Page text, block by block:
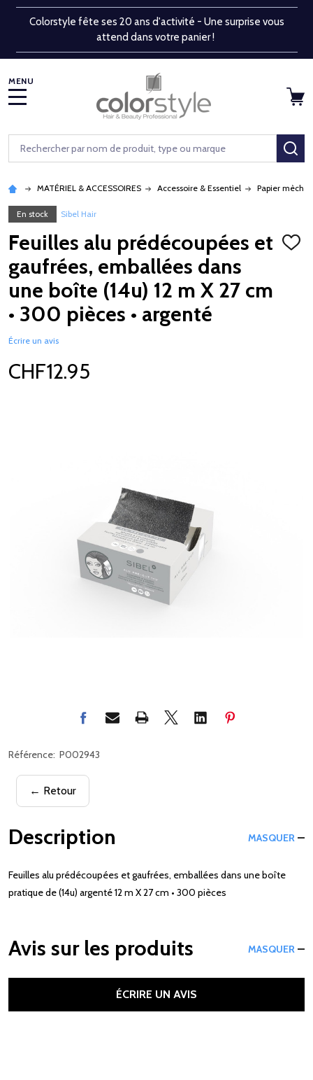
Colorstyle fête ses 20 ans d'activité - Une surprise vous
attend dans votre panier !
Rechercher
MATÉRIEL & ACCESSOIRES Accessoire & Essentiel Papier
En stock Sibel Hair
Feuilles alu prédécoupées et
gaufrées, emballées dans
une boîte (14u) 12 m X 27 cm
• 300 pièces • argenté
Écrire un avis
CHF12.95
Référence: P002943
← Retour
Description MASQUER
Feuilles alu prédécoupées et gaufrées, emballées dans une boîte
pratique de (14u) argenté 12 m X 27 cm • 300 pièces
Avis sur les produits MASQUER
ÉCRIRE UN AVIS